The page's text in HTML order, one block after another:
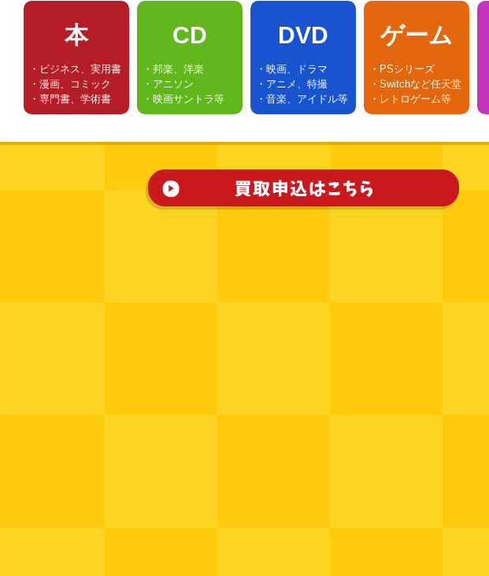
本
・ビジネス、実用書
・漫画、コミック
・専門書、学術書
CD
・邦楽、洋楽
・アニソン
・映画サントラ等
DVD
・映画、ドラマ
・アニメ、特撮
・音楽、アイドル等
ゲーム
・PSシリーズ
・Switchなど任天堂
・レトロゲーム等